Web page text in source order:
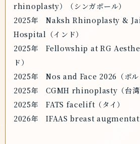
rhinoplasty）（シンガポール）
2025年 Naksh Rhinoplasty &
Hospital（インド）
2025年 Fellowship at RG
ド）
2025年 Nos and Face 2026（ポル
2025年 CGMH rhinoplasty（台湾
2025年 FATS facelift（タイ）
2026年 IFAAS breast